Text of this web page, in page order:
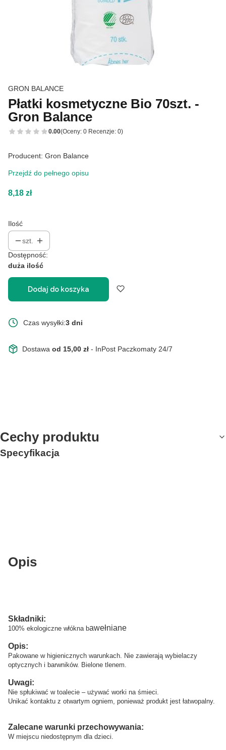
GRON BALANCE
Płatki kosmetyczne Bio 70szt. -
Gron Balance
0.00(Oceny: 0 Recenzje: 0)
Producent: Gron Balance
Przejdź do pełnego opisu
Cena
8,18 zł
Ilość
szt.
Dostępność:
duża ilość
Dodaj do koszyka
Czas wysyłki:3 dni
Dostawa od 15,00 zł - InPost Paczkomaty 24/7
Cechy produktu
Specyfikacja
Opis
Składniki:
100% ekologiczne włókna bawełniane
Opis:
Pakowane w higienicznych warunkach. Nie zawierają wybielaczy
optycznych i barwników. Bielone tlenem.
Uwagi:
Nie spłukiwać w toalecie – używać worki na śmieci.
Unikać kontaktu z otwartym ogniem, ponieważ produkt jest łatwopalny.
Zalecane warunki przechowywania:
W miejscu niedostępnym dla dzieci.